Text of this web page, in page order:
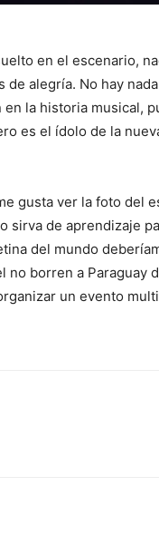
en el escenario,
alegría. No hay
la historia musical,
es el ídolo de la
gusta ver la foto del
sirva de aprendizaje
del mundo
borren a Paraguay
un evento